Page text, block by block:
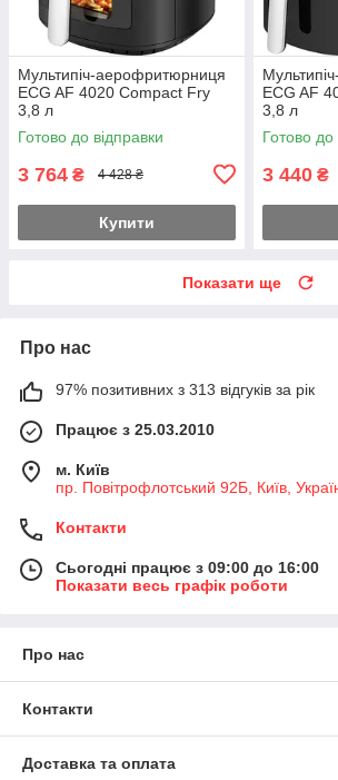
Мультипіч-аерофритюрниця
ECG AF 4020 Compact Fry
3,8 л
Готово до відправки
3 764 ₴ 4 428 ₴
Купити
ECG AF
3,8 л
Готово до
3 440 ₴
Показати ще
Про нас
97% позитивних з 313 відгуків за рік
Працює з 25.03.2010
м. Київ
пр. Повітрофлотський 92Б, Київ,
Контакти
Сьогодні працює з 09:00 до 16:00
Показати весь графік роботи
Про нас
Контакти
Доставка та оплата